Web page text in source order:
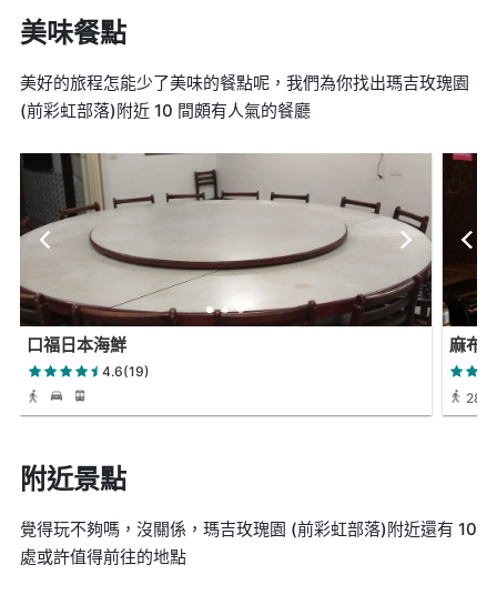
美味餐點
美好的旅程怎能少了美味的餐點呢，我們為你找出瑪吉玫瑰園
(前彩虹部落)附近 10 間頗有人氣的餐廳
口福日本海鮮
4.6(19)
麻布
28
附近景點
覺得玩不夠嗎，沒關係，瑪吉玫瑰園 (前彩虹部落)附近還有 10
處或許值得前往的地點